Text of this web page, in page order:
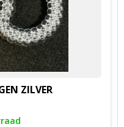
ZILVER